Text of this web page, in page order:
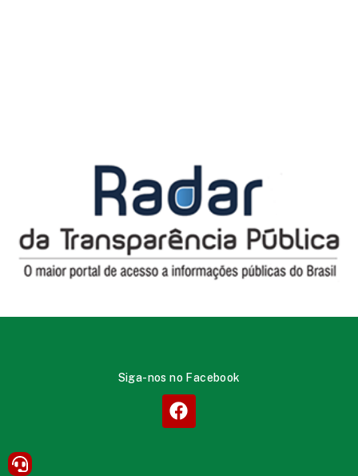
Siga-nos no Facebook